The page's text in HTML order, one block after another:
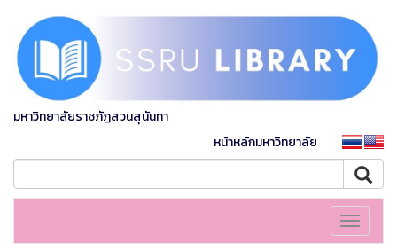
มหาวิทยาลัยราชภัฏสวนสุนันทา
หน้าหลักมหาวิทยาลัย
Toggle